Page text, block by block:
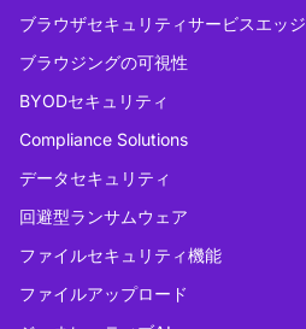
ブラウザセキュリティサービスエッジ
ブラウジングの可視性
BYODセキュリティ
Compliance Solutions
データセキュリティ
回避型ランサムウェア
ファイルセキュリティ機能
ファイルアップロード